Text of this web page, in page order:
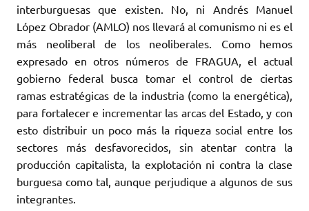
interburguesas que existen. No, ni Andrés Manuel
López Obrador (AMLO) nos llevará al comunismo ni es el
más neoliberal de los neoliberales. Como hemos
expresado en otros números de FRAGUA, el actual
gobierno federal busca tomar el control de ciertas
ramas estratégicas de la industria (como la energética),
para fortalecer e incrementar las arcas del Estado, y con
esto distribuir un poco más la riqueza social entre los
sectores más desfavorecidos, sin atentar contra la
producción capitalista, la explotación ni contra la clase
burguesa como tal, aunque perjudique a algunos de sus
integrantes.